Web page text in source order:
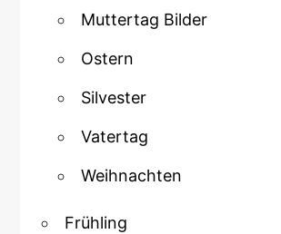
Muttertag Bilder
Ostern
Silvester
Vatertag
Weihnachten
Frühling